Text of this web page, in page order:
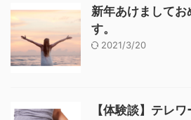
新年あけましてお
す。
2021/3/20
【体験談】テレ